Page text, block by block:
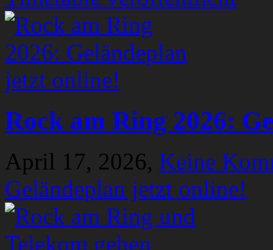
Rock am Ring 2026:
April 17, 2026, Keine
Geländeplan jetzt online!